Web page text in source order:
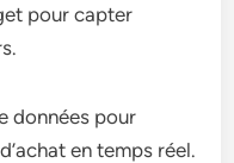
pour capter
données pour
en temps réel.